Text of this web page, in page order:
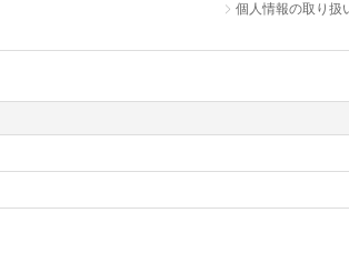
個人情報の取り扱